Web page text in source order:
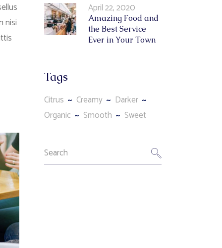
nisi
April 22, 2020
Amazing Food and
the Best Service
Ever in Your Town
Tags
Citrus Creamy
Darker
Organic
Smooth Sweet